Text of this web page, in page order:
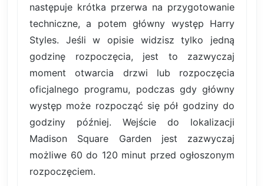
następuje krótka przerwa na przygotowanie
techniczne, a potem główny występ Harry
Styles. Jeśli w opisie widzisz tylko jedną
godzinę rozpoczęcia, jest to zazwyczaj
moment otwarcia drzwi lub rozpoczęcia
oficjalnego programu, podczas gdy główny
występ może rozpocząć się pół godziny do
godziny później. Wejście do lokalizacji
Madison Square Garden jest zazwyczaj
możliwe 60 do 120 minut przed ogłoszonym
rozpoczęciem.